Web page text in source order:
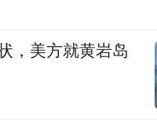
，美方就黄岩岛